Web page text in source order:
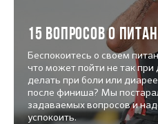
15 вопросов о
Беспокоитесь о своем
что может пойти не так при
делать при боли или
после финиша? Мы
задаваемых вопросов и
успокоить.